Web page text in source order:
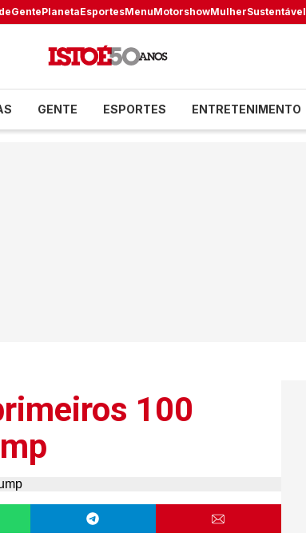
GentePlanetaEsportesMenuMotorshowMulherSustentável
GENTE ESPORTES ENTRETENIMENTO
100